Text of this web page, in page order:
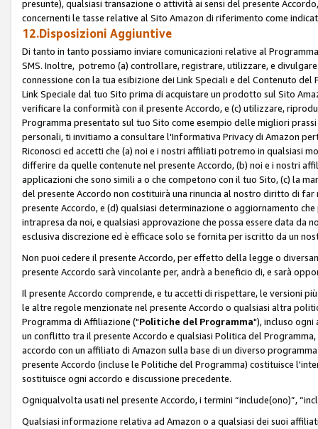
presunte), qualsiasi transazione o attività ai sensi del presente
concernenti le tasse relative al Sito Amazon di riferimento come
12.Disposizioni Aggiuntive
Di tanto in tanto possiamo inviare comunicazioni relative al
SMS. Inoltre, potremo (a) controllare, registrare, utilizzare, e
connessione con la tua esibizione dei Link Speciali e del Contenuto
Link Speciale dal tuo Sito prima di acquistare un prodotto sul Sito
verificare la conformità con il presente Accordo, e (c) utilizzare,
Programma presentato sul tuo Sito come esempio delle migliori
personali, ti invitiamo a consultare l'Informativa Privacy di Amazon
Riconosci ed accetti che (a) noi e i nostri affiliati potremo in qualsiasi
differire da quelle contenute nel presente Accordo, (b) noi e i nostri
applicazioni che sono simili a o che competono con il tuo Sito, (c) la
del presente Accordo non costituirà una rinuncia al nostro diritto di
presente Accordo, e (d) qualsiasi determinazione o aggiornamento
intrapresa da noi, e qualsiasi approvazione che possa essere data
esclusiva discrezione ed è efficace solo se fornita per iscritto da un
Non puoi cedere il presente Accordo, per effetto della legge o
presente Accordo sarà vincolante per, andrà a beneficio di, e sarà
Il presente Accordo comprende, e tu accetti di rispettare, le versioni
le altre regole menzionate nel presente Accordo o qualsiasi altra
Programma di Affiliazione ("Politiche del Programma"), incluso
un conflitto tra il presente Accordo e qualsiasi Politica del
accordo con un affiliato di Amazon sulla base di un diverso
presente Accordo (incluse le Politiche del Programma) costituisce
sostituisce ogni accordo e discussione precedente.
Ogniqualvolta usati nel presente Accordo, i termini “include(ono)”,
Qualsiasi informazione relativa ad Amazon o a qualsiasi dei suoi